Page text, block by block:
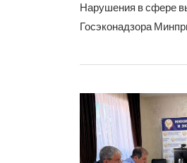
Нарушения в сфере
Госэконадзора